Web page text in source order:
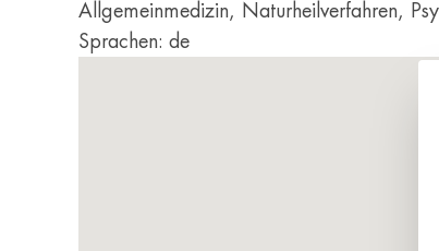
Allgemeinmedizin, Naturheilverfahren,
Sprachen: de